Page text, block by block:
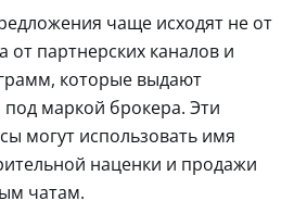
чаще исходят не от
от партнерских каналов и
которые выдают
маркой брокера. Эти
могут использовать имя
наценки и продажи
чатам.